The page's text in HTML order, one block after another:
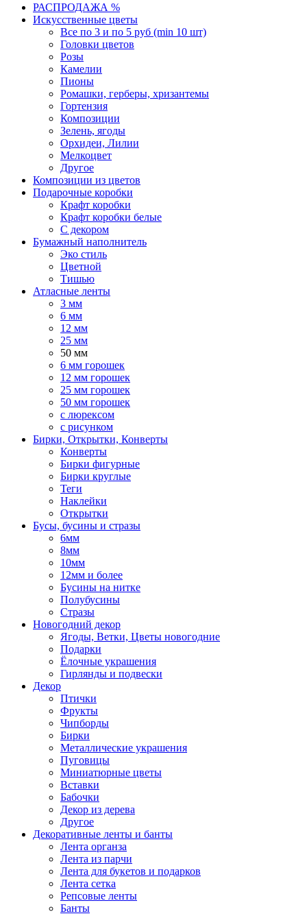
РАСПРОДАЖА %
Искусственные цветы
Все по 3 и по 5 руб (min 10 шт)
Головки цветов
Розы
Камелии
Пионы
Ромашки, герберы, хризантемы
Гортензия
Композиции
Зелень, ягоды
Орхидеи, Лилии
Мелкоцвет
Другое
Композиции из цветов
Подарочные коробки
Крафт коробки
Крафт коробки белые
С декором
Бумажный наполнитель
Эко стиль
Цветной
Тишью
Атласные ленты
3 мм
6 мм
12 мм
25 мм
50 мм
6 мм горошек
12 мм горошек
25 мм горошек
50 мм горошек
с люрексом
с рисунком
Бирки, Oткрытки, Конверты
Конверты
Бирки фигурные
Бирки круглые
Теги
Наклейки
Открытки
Бусы, бусины и стразы
6мм
8мм
10мм
12мм и более
Бусины на нитке
Полубусины
Стразы
Новогодний декор
Ягоды, Ветки, Цветы новогодние
Подарки
Ёлочные украшения
Гирлянды и подвески
Декор
Птички
Фрукты
Чипборды
Бирки
Металлические украшения
Пуговицы
Миниатюрные цветы
Вставки
Бабочки
Декор из дерева
Другое
Декоративные ленты и банты
Лента органза
Лента из парчи
Лента для букетов и подарков
Лента сетка
Репсовые ленты
Банты